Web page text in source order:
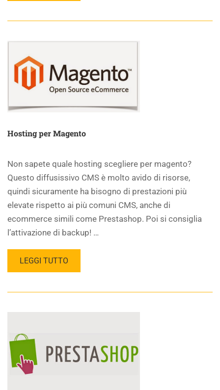
Hosting per Magento
Non sapete quale hosting scegliere per magento?
Questo diffusissivo CMS è molto avido di risorse,
quindi sicuramente ha bisogno di prestazioni più
elevate rispetto ai più comuni CMS, anche di
ecommerce simili come Prestashop. Poi si consiglia
l’attivazione di backup! …
LEGGI TUTTO